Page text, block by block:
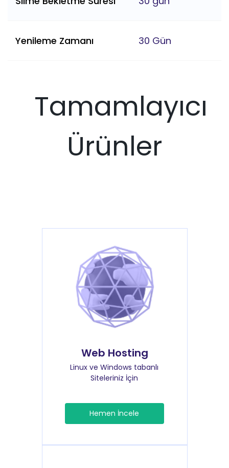
Yenileme Zamanı 30 Gün
Tamamlayıcı
Ürünler
Web Hosting
Linux ve Windows tabanlı
Siteleriniz İçin
Hemen İncele